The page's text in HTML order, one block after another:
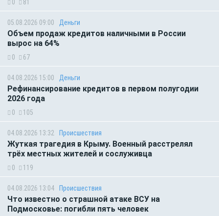
0 81
05.08.2026 09:00 Деньги
Объем продаж кредитов наличными в России
вырос на 64%
0 67
04.08.2026 15:00 Деньги
Рефинансирование кредитов в первом полугодии
2026 года
0 105
04.08.2026 13:32 Происшествия
Жуткая трагедия в Крыму. Военный расстрелял
трёх местных жителей и сослуживца
0 119
04.08.2026 13:04 Происшествия
Что известно о страшной атаке ВСУ на
Подмосковье: погибли пять человек